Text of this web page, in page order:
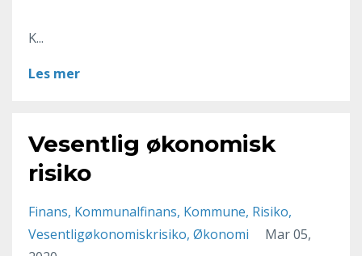
K...
Les mer
Vesentlig økonomisk
risiko
Finans Kommunalfinans Kommune Risiko
Vesentligøkonomiskrisiko Økonomi
Mar 05,